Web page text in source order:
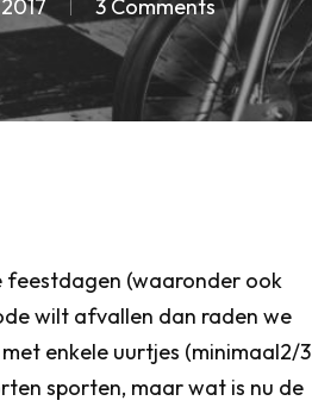
3 Comments
feestdagen (waaronder ook
wilt afvallen dan raden we
enkele uurtjes (minimaal2/3
sporten, maar wat is nu de